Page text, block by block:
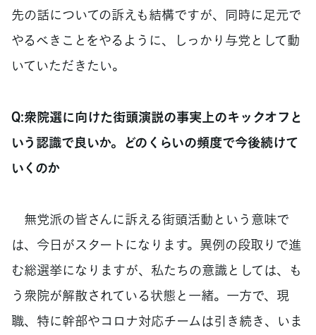
先の話についての訴えも結構ですが、同時に足元で
やるべきことをやるように、しっかり与党として動
いていただきたい。
Q:衆院選に向けた街頭演説の事実上のキックオフと
いう認識で良いか。どのくらいの頻度で今後続けて
いくのか
無党派の皆さんに訴える街頭活動という意味で
は、今日がスタートになります。異例の段取りで進
む総選挙になりますが、私たちの意識としては、も
う衆院が解散されている状態と一緒。一方で、現
職、特に幹部やコロナ対応チームは引き続き、いま